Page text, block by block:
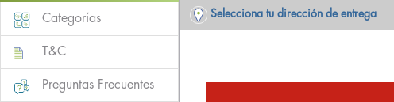
Categorías
T&C
Preguntas Frecuentes
Selecciona tu dirección de entrega